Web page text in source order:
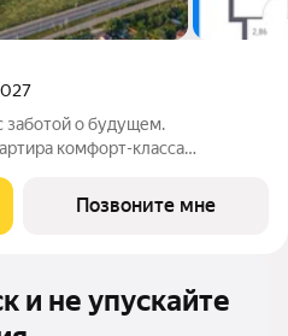
заботой о будущем.
комфорт-класса
сдает квартиры
Позвоните мне
и не упускайте